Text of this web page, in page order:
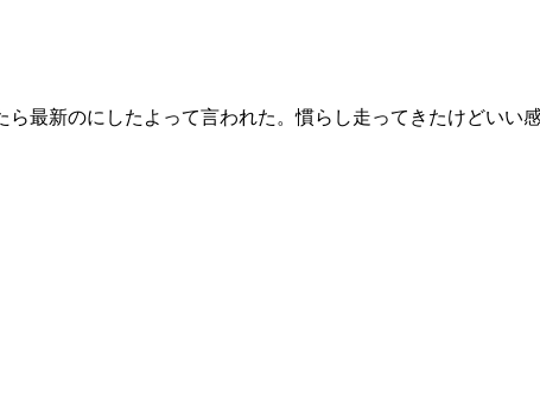
最新のにしたよって言われた。慣らし走ってきたけどいい感